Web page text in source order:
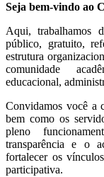
Seja bem-vindo ao
Aqui, trabalhamos
público, gratuito,
estrutura
comunidade
educacional,
Convidamos você a
bem como os
pleno
transparência e o
fortalecer os
participativa.